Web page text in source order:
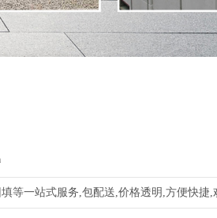
等一站式服务,包配送,价格透明,方便快捷,